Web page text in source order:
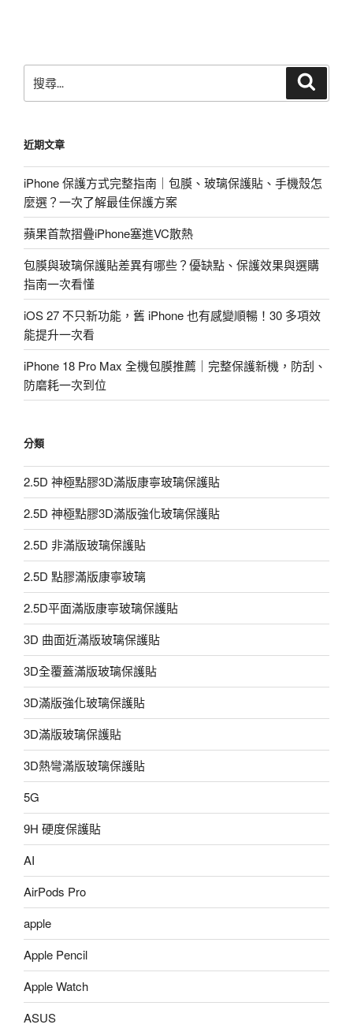
尋
字:
近期文章
iPhone 保護方式完整指南｜包膜、玻璃保護貼、手機殼怎
麼選？一次了解最佳保護方案
蘋果首款摺疊iPhone塞進VC散熱
包膜與玻璃保護貼差異有哪些？優缺點、保護效果與選購
指南一次看懂
iOS 27 不只新功能，舊 iPhone 也有感變順暢！30 多項效
能提升一次看
iPhone 18 Pro Max 全機包膜推薦｜完整保護新機，防刮、
防磨耗一次到位
分類
2.5D 神極點膠3D滿版康寧玻璃保護貼
2.5D 神極點膠3D滿版強化玻璃保護貼
2.5D 非滿版玻璃保護貼
2.5D 點膠滿版康寧玻璃
2.5D平面滿版康寧玻璃保護貼
3D 曲面近滿版玻璃保護貼
3D全覆蓋滿版玻璃保護貼
3D滿版強化玻璃保護貼
3D滿版玻璃保護貼
3D熱彎滿版玻璃保護貼
5G
9H 硬度保護貼
AI
AirPods Pro
apple
Apple Pencil
Apple Watch
ASUS